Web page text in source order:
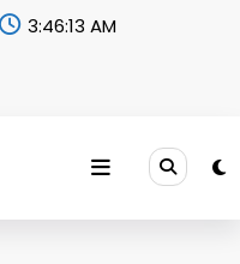
3:46:14 AM